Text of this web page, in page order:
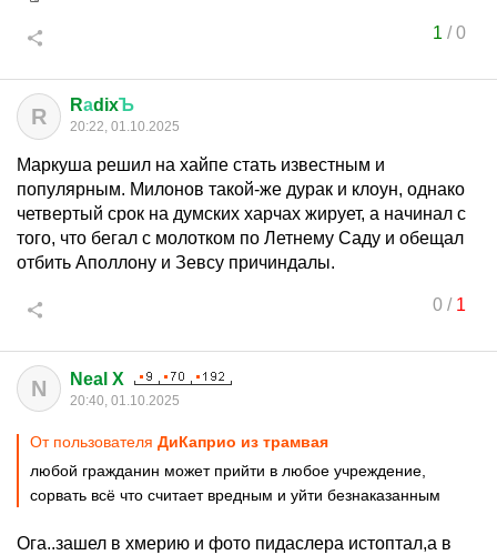
1 /0
R RаdixЪ
20:22, 01.10.2025
Маркуша решил на хайпе стать известным и
популярным. Милонов такой-же дурак и клоун, однако
четвертый срок на думских харчах жирует, а начинал с
того, что бегал с молотком по Летнему Саду и обещал
отбить Аполлону и Зевсу причиндалы.
0/ 1
N Neal X
20:40, 01.10.2025
От пользователя ДиКаприо из трамвая
любой гражданин может прийти в любое учреждение,
сорвать всё что считает вредным и уйти безнаказанным
Ога..зашел в хмерию и фото пидаслера истоптал,а в